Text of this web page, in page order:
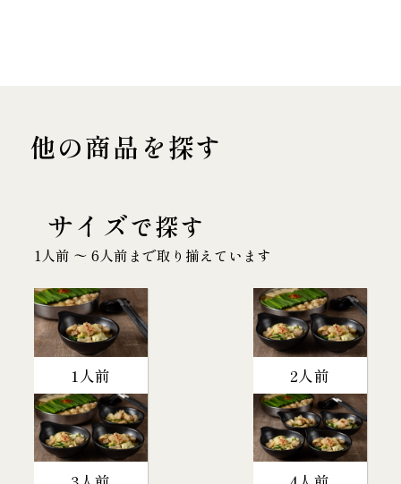
他の商品を探す
サイズで探す
1人前 〜 6人前まで取り揃えています
1人前 2人前